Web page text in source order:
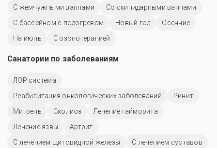
С жемчужными ваннами
Со скипидарными ваннами
С бассейном с подогревом
Новый год
Осенние
На июнь
С озонотерапией
Санатории по заболеваниям
ЛОР система
Реабилитация онкологических заболеваний
Ринит
Мигрень
Сколиоз
Лечение гайморита
Лечение язвы
Артрит
С лечением щитовидной железы
С лечением суставов